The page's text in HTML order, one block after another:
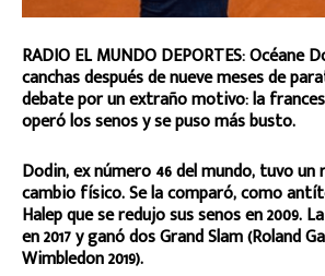
RADIO EL MUNDO DEPORTES: Océane
canchas después de nueve meses de
debate por un extraño motivo: la
operó los senos y se puso más busto.
Dodin, ex número 46 del mundo, tuvo
cambio físico. Se la comparó, como
Halep que se redujo sus senos en 2009.
en 2017 y ganó dos Grand Slam (Roland
Wimbledon 2019).